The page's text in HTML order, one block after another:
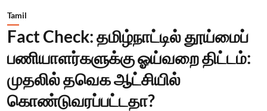
Tamil
Fact Check: தமிழ்நாட்டில் தூய்மைப்
பணியாளர்களுக்கு ஓய்வறை திட்டம்:
முதலில் தவெக ஆட்சியில்
கொண்டுவரப்பட்டதா?